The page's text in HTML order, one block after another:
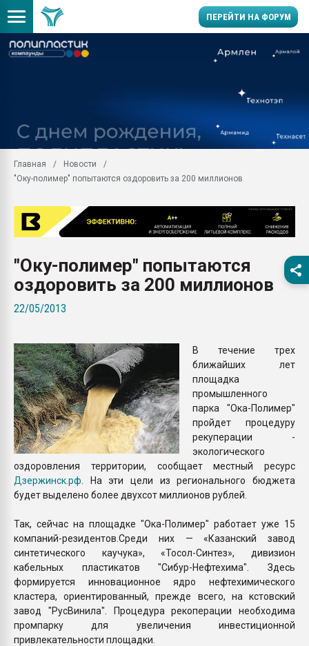
ПЕРЕЙТИ НА ФОРУМ
Вакуум-формовочные
28.07.2026
Всё, что касается
бутылок
Материал поверхности
вакуумного
ПЕРЕЙТИ НА
Главная
Новости
"Оку-полимер" попытаются оздоровить за 200 миллионов
"Оку-полимер" попытаются
оздоровить за 200 миллионов
22/05/2013
В течение трех
ближайших лет
площадка
промышленного
парка "Ока-Полимер"
пройдет процедуру
рекуперации -
экологического
оздоровления территории, сообщает местный ресурс
Дзержинск.рф . На эти цели из регионального бюджета
будет выделено более двухсот миллионов рублей.
Так, сейчас на площадке "Ока-Полимер" работает уже 15
компаний-резидентов.Среди них — «Казанский завод
синтетического каучука», «Тосол-Синтез», дивизион
кабельных пластикатов "Сибур-Нефтехима". Здесь
формируется инновационное ядро нефтехимического
кластера, ориентированный, прежде всего, на кстовский
завод "РусВинила". Процедура рекоперации необходима
промпарку для увеличения инвестиционной
привлекательности площадки.